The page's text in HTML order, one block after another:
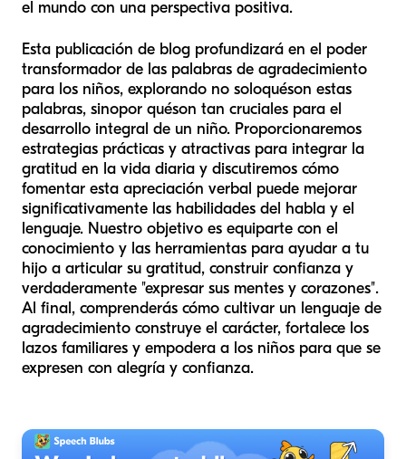
el mundo con una perspectiva positiva.
Esta publicación de blog profundizará en el poder
transformador de las palabras de agradecimiento
para los niños, explorando no soloquéson estas
palabras, sinopor quéson tan cruciales para el
desarrollo integral de un niño. Proporcionaremos
estrategias prácticas y atractivas para integrar la
gratitud en la vida diaria y discutiremos cómo
fomentar esta apreciación verbal puede mejorar
significativamente las habilidades del habla y el
lenguaje. Nuestro objetivo es equiparte con el
conocimiento y las herramientas para ayudar a tu
hijo a articular su gratitud, construir confianza y
verdaderamente "expresar sus mentes y corazones".
Al final, comprenderás cómo cultivar un lenguaje de
agradecimiento construye el carácter, fortalece los
lazos familiares y empodera a los niños para que se
expresen con alegría y confianza.